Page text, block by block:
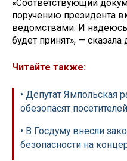
«Соответствующий
поручению президента
ведомствами. И
будет принят», — сказала
Читайте также:
• Депутат Ямпольская
обезопасят
• В Госдуму внесли
безопасности на